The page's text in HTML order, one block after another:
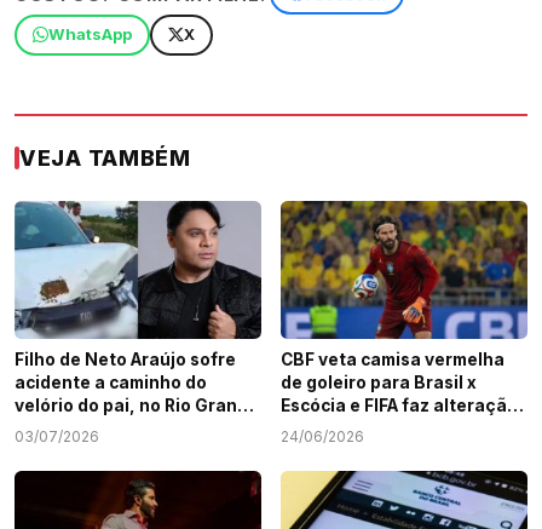
WhatsApp X
VEJA TAMBÉM
Filho de Neto Araújo sofre
acidente a caminho do
velório do pai, no Rio Grande
do Norte
03/07/2026
CBF veta camisa vermelha
de goleiro para Brasil x
Escócia e FIFA faz alteração;
Entenda
24/06/2026